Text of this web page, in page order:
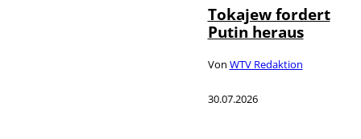
Tokajew fordert
Putin heraus
Von WTV Redaktion
30.07.2026